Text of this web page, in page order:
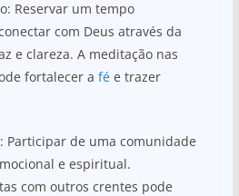
Reservar um tempo
com Deus através da
e clareza. A meditação nas
fortalecer a fée trazer
: Participar de uma comunidade
e espiritual.
com outros crentes pode